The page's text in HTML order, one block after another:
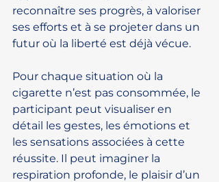
reconnaître ses progrès, à valoriser
ses efforts et à se projeter dans un
futur où la liberté est déjà vécue.
Pour chaque situation où la
cigarette n’est pas consommée, le
participant peut visualiser en
détail les gestes, les émotions et
les sensations associées à cette
réussite. Il peut imaginer la
respiration profonde, le plaisir d’un